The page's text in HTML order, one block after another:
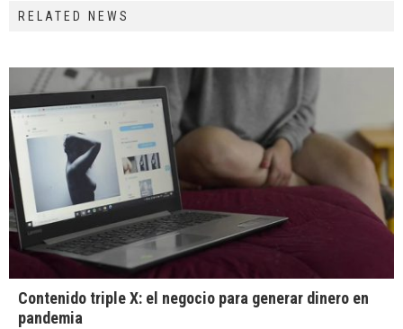
RELATED NEWS
Contenido triple X: el negocio para generar dinero en
pandemia